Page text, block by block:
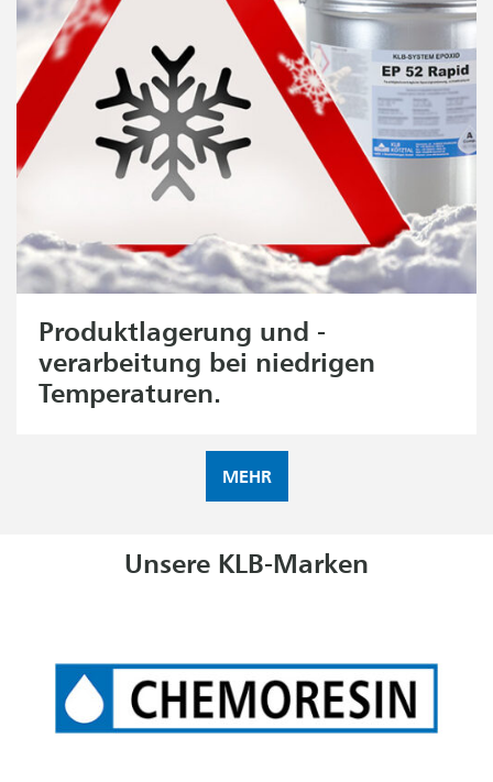
Produktlagerung und -
verarbeitung bei niedrigen
Temperaturen.
MEHR
Unsere KLB-Marken